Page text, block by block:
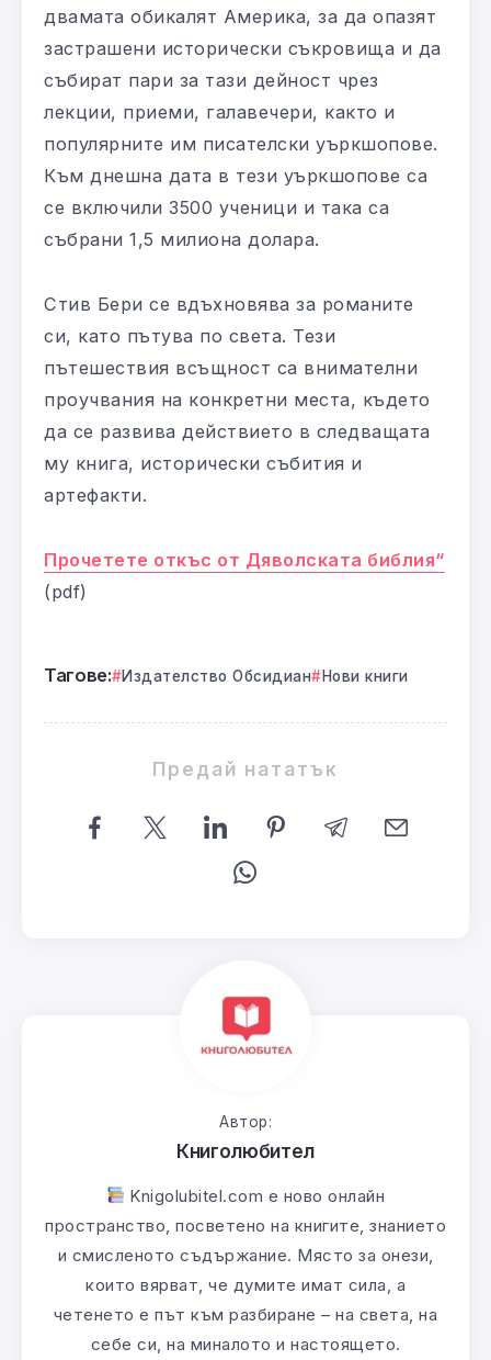
двамата обикалят Америка, за да опазят
застрашени исторически съкровища и да
събират пари за тази дейност чрез
лекции, приеми, галавечери, както и
популярните им писателски уъркшопове.
Към днешна дата в тези уъркшопове са
се включили 3500 ученици и така са
събрани 1,5 милиона долара.
Стив Бери се вдъхновява за романите
си, като пътува по света. Тези
пътешествия всъщност са внимателни
проучвания на конкретни места, където
да се развива действието в следващата
му книга, исторически събития и
артефакти.
Прочетете откъс от Дяволската библия“
(pdf)
Тагове: Издателство Обсидиан Нови книги
Предай нататък
Автор:
Книголюбител
Knigolubitel.com е ново онлайн
пространство, посветено на книгите, знанието
и смисленото съдържание. Място за онези,
които вярват, че думите имат сила, а
четенето е път към разбиране – на света, на
себе си, на миналото и настоящето.